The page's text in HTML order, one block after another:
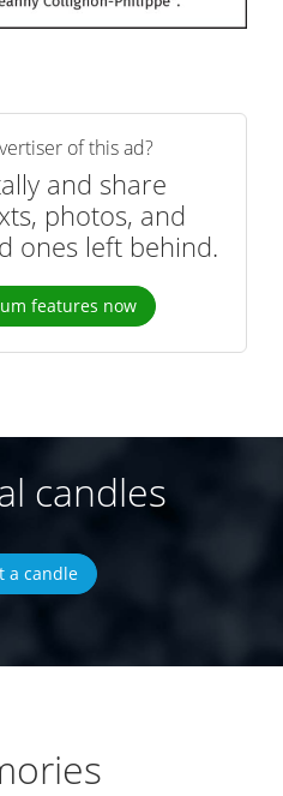
of this ad?
and share
photos, and
ones left behind.
features now
candles
a candle